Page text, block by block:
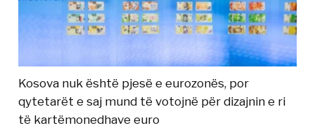
Kosova nuk është pjesë e eurozonës, por
qytetarët e saj mund të votojnë për dizajnin e ri
të kartëmonedhave euro